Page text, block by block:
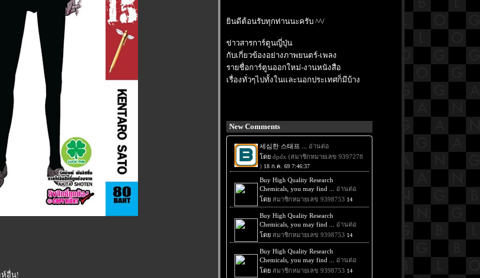
ห์อื่น!
ินดีต้อนรับทุกท่านนะครับ ^^/
ข่าวสารการ์ตูนญี่ปุ่น
กับเกี่ยวข้องอย่างภาพยนตร์-เพลง
รายชื่อการ์ตูนออกใหม่-งานหนังสือ
เรื่องทั่วๆไปทั้งในและนอกประเทศก็มีบ้าง
New Comments